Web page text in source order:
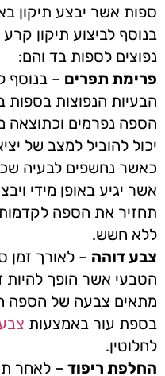
ספות אשר יבצע תיקון
בנוסף לביצוע תיקון
נפוצים לספות בד והם:
פרימת תפרים –
הבעיות הנפוצות
הספה נפרמים וכתוצאה
יכול להוביל למצב של
כאשר נחשפים לבעיה
אשר יגיע באופן מידי
תחזיר את הספה
ללא חשש.
צבע דוהה – לאורך
הטבעי אשר הופך להיות
מתאים צבעה של הספה
בספת עור באמצעות
לחלוטין.
החלפת ריפוד – לאחר